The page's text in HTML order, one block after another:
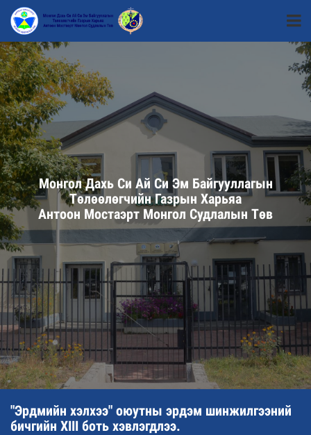
Монгол Дахь Си Ай Си Эм Байгууллагын
Төлөөлөгчийн Газрын Харьяа
Антоон Мостаэрт Монгол Судлалын Төв
"Эрдмийн хэлхээ" оюутны эрдэм шинжилгээний
бичгийн XIII боть хэвлэгдлээ.